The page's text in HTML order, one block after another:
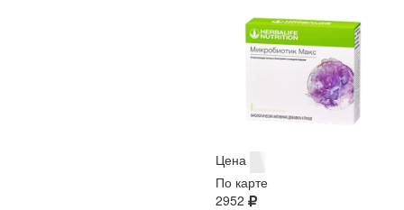
Цена
По карте
2952